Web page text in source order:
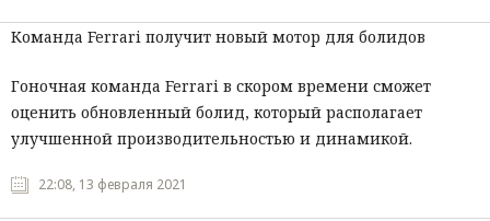
Команда Ferrari получит новый мотор для болидов
Гоночная команда Ferrari в скором времени сможет
оценить обновленный болид, который располагает
улучшенной производительностью и динамикой.
22:08, 13 февраля 2021